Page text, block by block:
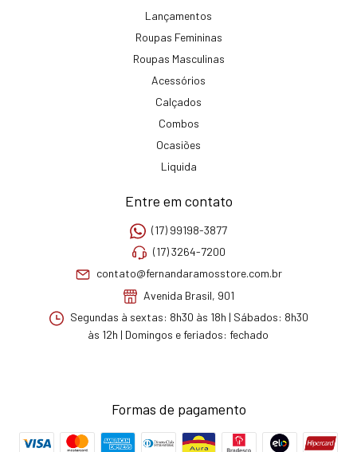
Lançamentos
Roupas Femininas
Roupas Masculinas
Acessórios
Calçados
Combos
Ocasiões
Liquida
Entre em contato
(17) 99198-3877
(17) 3264-7200
contato@fernandaramosstore.com.br
Avenida Brasil, 901
Segundas à sextas: 8h30 às 18h | Sábados: 8h30
às 12h | Domingos e feriados: fechado
Formas de pagamento